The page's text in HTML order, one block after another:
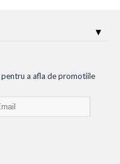
pentru a afla de promotiile